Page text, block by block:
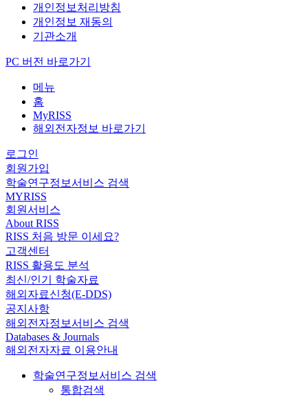
개인정보처리방침
개인정보 재동의
기관소개
PC 버전 바로가기
메뉴
홈
MyRISS
해외전자정보 바로가기
로그인
회원가입
학술연구정보서비스 검색
MYRISS
회원서비스
About RISS
RISS 처음 방문 이세요?
고객센터
RISS 활용도 분석
최신/인기 학술자료
해외자료신청(E-DDS)
공지사항
해외전자정보서비스 검색
Databases & Journals
해외전자자료 이용안내
학술연구정보서비스 검색
통합검색